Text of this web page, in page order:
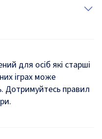
для осіб які старші
іграх може
Дотримуйтесь правил